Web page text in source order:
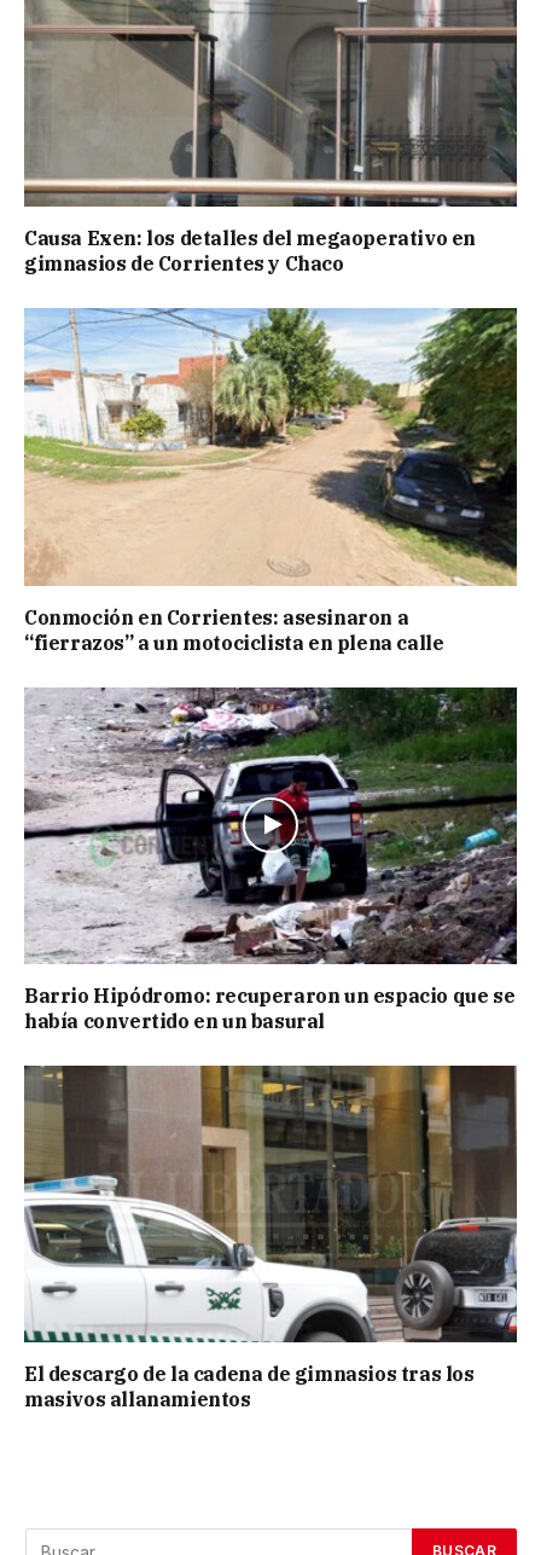
Causa Exen: los detalles del megaoperativo en
gimnasios de Corrientes y Chaco
Conmoción en Corrientes: asesinaron a
“fierrazos” a un motociclista en plena calle
Barrio Hipódromo: recuperaron un espacio que se
había convertido en un basural
El descargo de la cadena de gimnasios tras los
masivos allanamientos